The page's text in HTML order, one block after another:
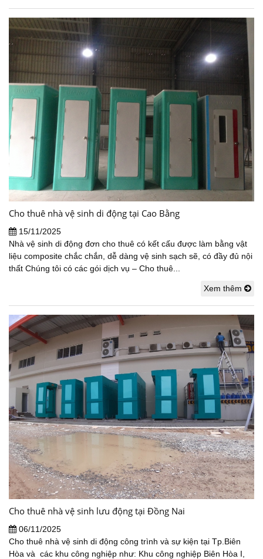
Cho thuê nhà vệ sinh di động tại Cao Bằng
15/11/2025
Nhà vệ sinh di động đơn cho thuê có kết cấu được làm bằng vật
liệu composite chắc chắn, dễ dàng vệ sinh sạch sẽ, có đầy đủ nội
thất Chúng tôi có các gói dịch vụ – Cho thuê...
Xem thêm
Cho thuê nhà vệ sinh lưu động tại Đồng Nai
06/11/2025
Cho thuê nhà vệ sinh di động công trình và sự kiện tại Tp.Biên
Hòa và các khu công nghiệp như: Khu công nghiệp Biên Hòa I,